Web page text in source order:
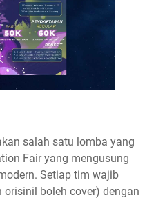
salah satu lomba yang
Fair yang mengusung
Setiap tim wajib
boleh cover) dengan